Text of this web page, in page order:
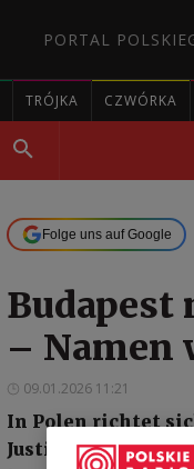
PORTAL
TRÓJKA CZWÓRKA
Folge uns auf Google
Budapest
– Namen
09.01.2026 11:21
In Polen richtet
Justizminister